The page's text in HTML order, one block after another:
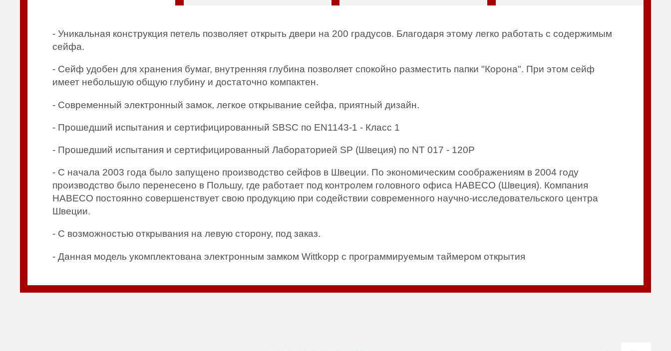
- Уникальная конструкция петель позволяет открыть двери на 200 градусов. Благодаря этому легко работать с содержимым
сейфа.
- Сейф удобен для хранения бумаг, внутренняя глубина позволяет спокойно разместить папки "Корона". При этом сейф
имеет небольшую общую глубину и достаточно компактен.
- Современный электронный замок, легкое открывание сейфа, приятный дизайн.
- Прошедший испытания и сертифицированный SBSC по EN1143-1 - Класс 1
- Прошедший испытания и сертифицированный Лабораторией SP (Швеция) по NT 017 - 120P
- С начала 2003 года было запущено производство сейфов в Швеции. По экономическим соображениям в 2004 году
производство было перенесено в Польшу, где работает под контролем головного офиса HABECO (Швеция). Компания
HABECO постоянно совершенствует свою продукцию при содействии современного научно-исследовательского центра
Швеции.
- С возможностью открывания на левую сторону, под заказ.
- Данная модель укомплектована электронным замком Wittkopp с программируемым таймером открытия